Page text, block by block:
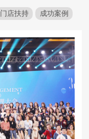
门店扶持 成功案例